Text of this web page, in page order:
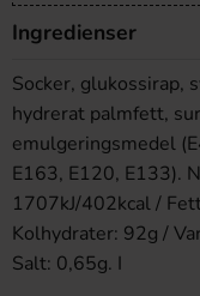
Ingredienser
Socker, glukossirap,
hydrerat palmfett,
emulgeringsmedel
E163, E120, E133).
1707kJ/402kcal /
Kolhydrater: 92g /
Salt: 0,65g. I